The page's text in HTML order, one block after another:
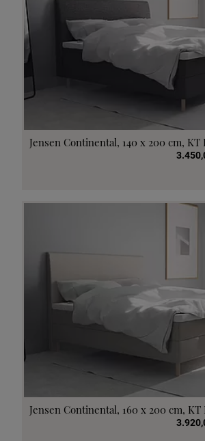
Jensen Continental, 140 x 200 cm, KT
Jensen Continental, 160 x 200 cm, KT